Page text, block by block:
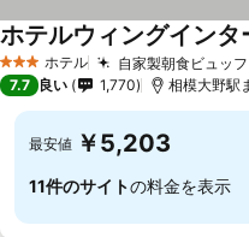
3 ホテルのランク
ホテル 自家製朝食ビュッフ
ホテルウィングイン
7.7 良い 1,770 相模大野駅
最安値 ￥5,203
11件のサイトの料金を表示